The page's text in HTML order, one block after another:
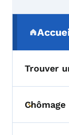
(parent
Trouver
Toggle
Chômage